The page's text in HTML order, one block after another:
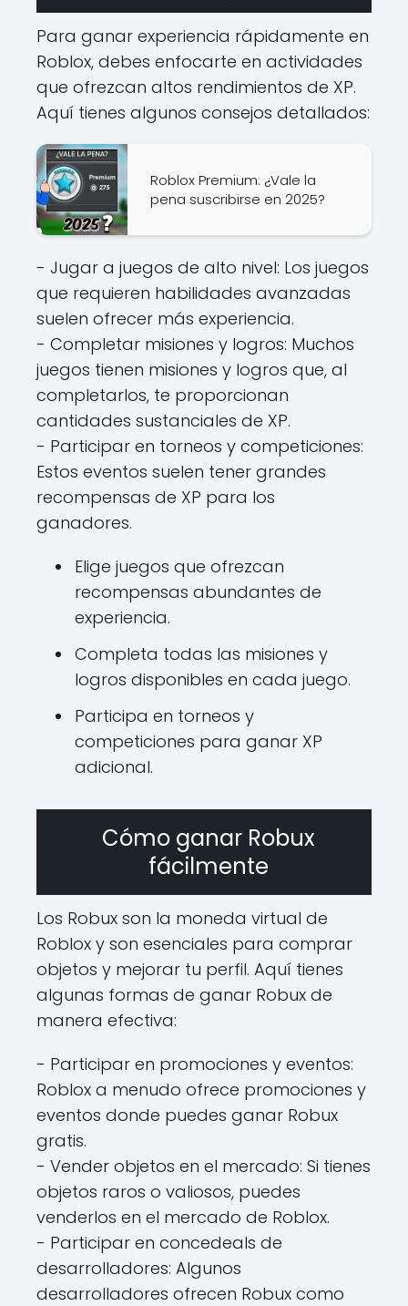
Para ganar experiencia rápidamente en
Roblox, debes enfocarte en actividades
que ofrezcan altos rendimientos de XP.
Aquí tienes algunos consejos detallados:
Roblox Premium: ¿Vale la
pena suscribirse en 2025?
- Jugar a juegos de alto nivel: Los juegos
que requieren habilidades avanzadas
suelen ofrecer más experiencia.
- Completar misiones y logros: Muchos
juegos tienen misiones y logros que, al
completarlos, te proporcionan
cantidades sustanciales de XP.
- Participar en torneos y competiciones:
Estos eventos suelen tener grandes
recompensas de XP para los
ganadores.
Elige juegos que ofrezcan
recompensas abundantes de
experiencia.
Completa todas las misiones y
logros disponibles en cada juego.
Participa en torneos y
competiciones para ganar XP
adicional.
Cómo ganar Robux
fácilmente
Los Robux son la moneda virtual de
Roblox y son esenciales para comprar
objetos y mejorar tu perfil. Aquí tienes
algunas formas de ganar Robux de
manera efectiva:
- Participar en promociones y eventos:
Roblox a menudo ofrece promociones y
eventos donde puedes ganar Robux
gratis.
- Vender objetos en el mercado: Si tienes
objetos raros o valiosos, puedes
venderlos en el mercado de Roblox.
- Participar en concedeals de
desarrolladores: Algunos
desarrolladores ofrecen Robux como